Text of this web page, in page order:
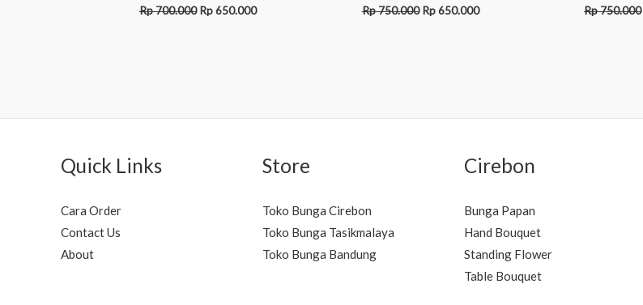
Rp700.000 Rp650.000
Rp750.000 Rp650.000
Rp750.000
Quick Links
Cara Order
Contact Us
About
Store
Toko Bunga Cirebon
Toko Bunga Tasikmalaya
Toko Bunga Bandung
Cirebon
Bunga Papan
Hand Bouquet
Standing Flower
Table Bouquet